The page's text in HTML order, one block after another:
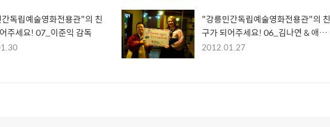
독립예술영화전용관"의 친
주세요! 07_이준익 감독
"강릉민간독립예술영화전용관"의 친
구가 되어주세요! 06_김나연 & 애슐
리
2012.01.27